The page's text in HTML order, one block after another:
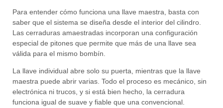
Para entender cómo funciona una llave maestra , basta con
saber que el sistema se diseña desde el interior del cilindro.
Las cerraduras amaestradas incorporan una configuración
especial de pitones que permite que más de una llave sea
válida para el mismo bombín.
La llave individual abre solo su puerta, mientras que la llave
maestra puede abrir varias. Todo el proceso es mecánico, sin
electrónica ni trucos, y si está bien hecho, la cerradura
funciona igual de suave y fiable que una convencional.